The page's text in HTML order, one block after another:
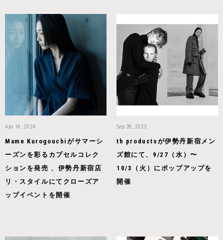
Apr 16, 2024
Mame Kurogouchiがサマーシ
ーズンを彩るカプセルコレク
ションを発売 、伊勢丹新宿店
リ・スタイルにてクローズア
ップイベントを開催
Sep 28, 2023
th productsが伊勢丹新宿メン
ズ館にて、9/27（水）〜
10/3（火）にポップアップを
開催